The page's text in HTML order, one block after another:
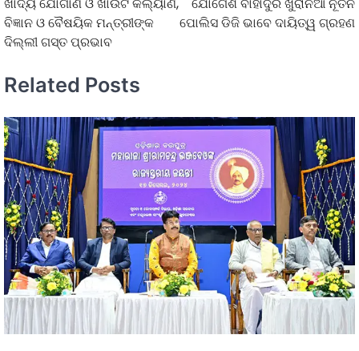
ଖାଦ୍ୟ ଯୋଗାଣ ଓ ଖାଉଟି କଲ୍ୟାଣ,
ବିଜ୍ଞାନ ଓ ବୈଷୟିକ ମନ୍ତ୍ରୀଙ୍କ
ଦିଲ୍ଲୀ ଗସ୍ତ ପ୍ରଭାବ
ଯୋଗେଶ ବାହାଦୁର ଖୁରାନିଆ ନୂତନ
ପୋଲିସ ଡିଜି ଭାବେ ଦାୟିତ୍ୱ ଗ୍ରହଣ
Related Posts